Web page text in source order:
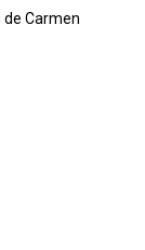
de Carmen